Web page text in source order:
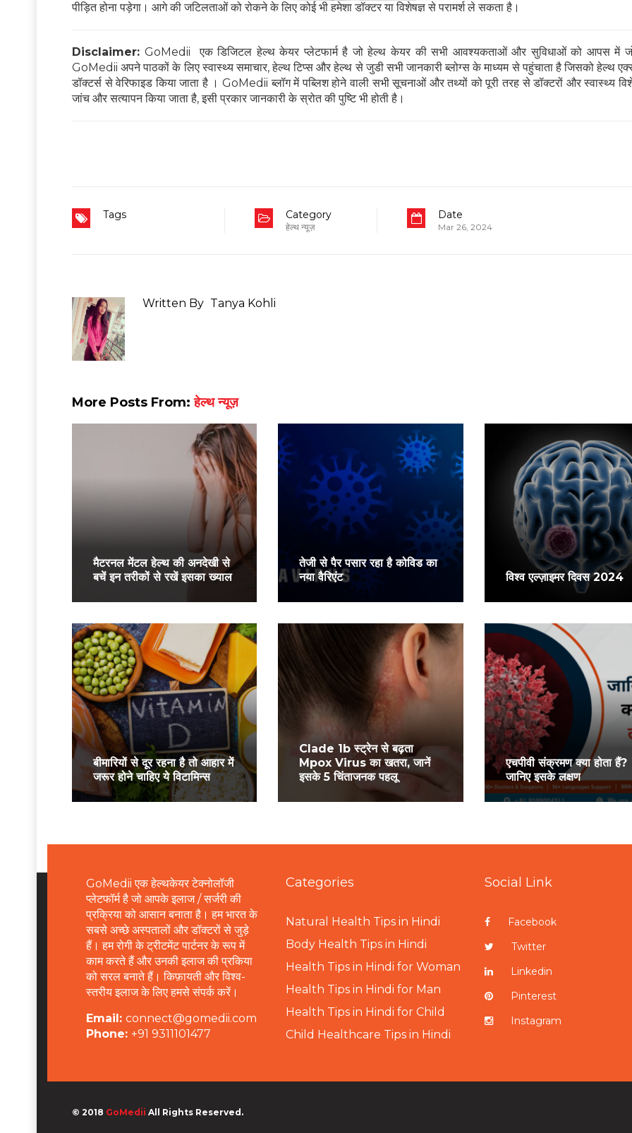
पीड़ित होना पड़ेगा। आगे की जटिलताओं को रोकने के लिए कोई भी हमेशा डॉक्टर या विशेषज्ञ से परामर्श ले सकता है।
Disclaimer: GoMedii एक डिजिटल हेल्थ केयर प्लेटफार्म है जो हेल्थ केयर की सभी आवश्यकताओं और सुविधाओं को आपस में
GoMedii अपने पाठकों के लिए स्वास्थ्य समाचार, हेल्थ टिप्स और हेल्थ से जुडी सभी जानकारी ब्लोग्स के माध्यम से पहुंचाता है जिसको हेल्थ
डॉक्टर्स से वेरिफाइड किया जाता है । GoMedii ब्लॉग में पब्लिश होने वाली सभी सूचनाओं और तथ्यों को पूरी तरह से डॉक्टरों और स्वास्थ्य
जांच और सत्यापन किया जाता है, इसी प्रकार जानकारी के स्रोत की पुष्टि भी होती है।
Tags Category
हेल्थ न्यूज़
Date
Mar 26, 2024
Written By Tanya Kohli
More Posts From:हेल्थ न्यूज़
मैटरनल मेंटल हेल्थ की अनदेखी से
बचें इन तरीकों से रखें इसका ख्याल
तेजी से पैर पसार रहा है कोविड का
नया वैरिएंट
विश्व एल्ज़ाइमर दिवस 2024
बीमारियों से दूर रहना है तो आहार में
जरूर होने चाहिए ये विटामिन्स
Clade 1b स्ट्रेन से बढ़ता
Mpox Virus का खतरा, जानें
इसके 5 चिंताजनक पहलू
एचपीवी संक्रमण क्या होता हैं?
जानिए इसके लक्षण
GoMedii एक हेल्थकेयर टेक्नोलॉजी
प्लेटफॉर्म है जो आपके इलाज / सर्जरी की
प्रक्रिया को आसान बनाता है। हम भारत के
सबसे अच्छे अस्पतालों और डॉक्टरों से जुड़े
हैं। हम रोगी के ट्रीटमेंट पार्टनर के रूप में
काम करते हैं और उनकी इलाज की प्रकिया
को सरल बनाते हैं। किफ़ायती और विश्व-
स्तरीय इलाज के लिए हमसे संपर्क करें।
Email: connect@gomedii.com
Phone: +91 9311101477
Categories
Natural Health Tips in Hindi
Body Health Tips in Hindi
Health Tips in Hindi for Woman
Health Tips in Hindi for Man
Health Tips in Hindi for Child
Child Healthcare Tips in Hindi
Social Link
Facebook
Twitter
Linkedin
Pinterest
Instagram
© 2018 GoMedii All Rights Reserved.